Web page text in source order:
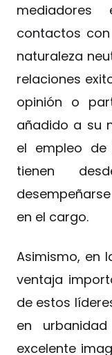
contactos
naturaleza
relaciones
opinión o
añadido a su
el empleo
tienen
en el cargo.
Asimismo, en
ventaja
de estos
en
excelente